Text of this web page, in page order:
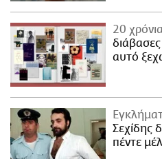
20
αυτό
Σεχίδης
πέντε